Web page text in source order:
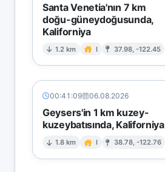
Santa Venetia'nın 7 km
doğu-güneydoğusunda,
Kaliforniya
1.2 km I 37.98, -122.45
00:41:09 06.08.2026
Geysers'in 1 km kuzey-
kuzeybatısında, Kaliforniya
1.8 km I 38.78, -122.76